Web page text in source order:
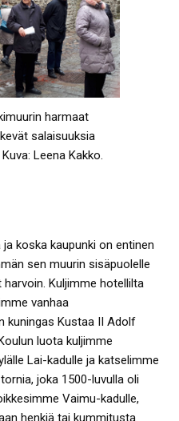
harmaat
salaisuuksia
Leena Kakko.
koska kaupunki on entinen
sen muurin sisäpuolelle
Kuljimme hotellilta
vanhaa
kuningas Kustaa II Adolf
luota kuljimme
Lai-kadulle ja katselimme
joka 1500-luvulla oli
Vaimu-kadulle,
henkiä tai kummitusta.